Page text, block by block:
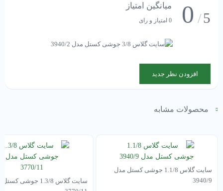
5
/
0 میانگین امتیاز
0 امتیاز و رای
افزودن نظر جدید
محصولات مشابه
سایت گلاس 1.1/8 جوشی کستل مدل
3940/9
سایت گلاس 1.3/8 جوشی